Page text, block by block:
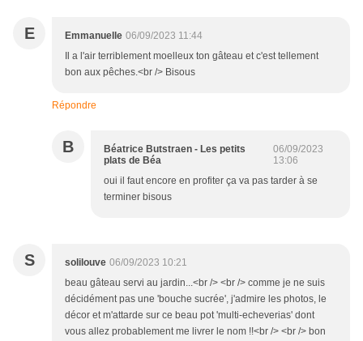
E Emmanuelle 06/09/2023 11:44
Il a l'air terriblement moelleux ton gâteau et c'est tellement
bon aux pêches.<br /> Bisous
Répondre
B
Béatrice Butstraen - Les petits
plats de Béa
06/09/2023
13:06
oui il faut encore en profiter ça va pas tarder à se
terminer bisous
S solilouve 06/09/2023 10:21
beau gâteau servi au jardin...<br /> <br /> comme je ne suis
décidément pas une 'bouche sucrée', j'admire les photos, le
décor et m'attarde sur ce beau pot 'multi-echeverias' dont
vous allez probablement me livrer le nom !!<br /> <br /> bon